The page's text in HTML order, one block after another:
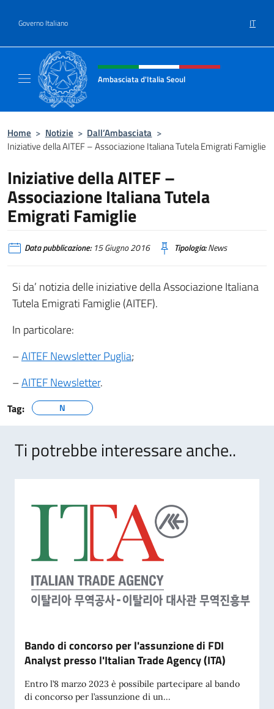
Governo Italiano IT
Intestazione sito, social e menù
Ambasciata d'Italia Seoul
Home > Notizie > Dall’Ambasciata >
Iniziative della AITEF – Associazione Italiana Tutela Emigrati Famiglie
Iniziative della AITEF –
Associazione Italiana Tutela
Emigrati Famiglie
Data pubblicazione:15 Giugno 2016 Tipologia:News
Si da’ notizia delle iniziative della Associazione Italiana
Tutela Emigrati Famiglie (AITEF).
In particolare:
–AITEF Newsletter Puglia;
–AITEF Newsletter.
Tag: N
Ti potrebbe interessare anche..
Bando di concorso per l'assunzione di FDI
Analyst presso l'Italian Trade Agency (ITA)
Entro l’8 marzo 2023 è possibile partecipare al bando
di concorso per l’assunzione di un...